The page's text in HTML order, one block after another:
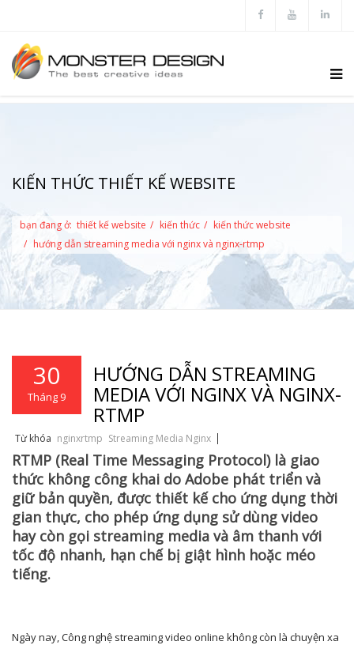
KIẾN THỨC THIẾT KẾ WEBSITE
bạn đang ở: thiết kế website kiến thức
kiến thức website
hướng dẫn streaming media với nginx và nginx-rtmp
30
Tháng 9
HƯỚNG DẪN STREAMING
MEDIA VỚI NGINX VÀ NGINX-
RTMP
Từ khóa nginxrtmp Streaming Media Nginx
RTMP (Real Time Messaging Protocol)là giao
thức không công khai do Adobe phát triển và
giữ bản quyền, được thiết kế cho ứng dụng thời
gian thực, cho phép ứng dụng sử dùng video
hay còn gọi streaming media và âm thanh với
tốc độ nhanh, hạn chế bị giật hình hoặc méo
tiếng.
Ngày nay, Công nghệ streaming video online không còn là chuyện xa